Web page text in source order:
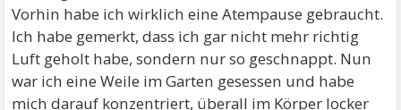
Vorhin habe ich wirklich eine Atempause gebraucht.
Ich habe gemerkt, dass ich gar nicht mehr richtig
Luft geholt habe, sondern nur so geschnappt. Nun
war ich eine Weile im Garten gesessen und habe
mich darauf konzentriert, überall im Körper locker